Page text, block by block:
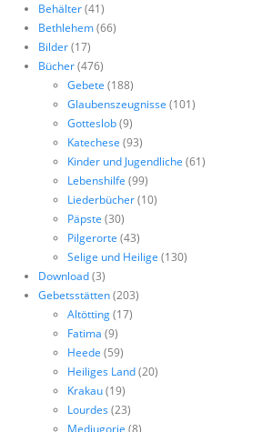
Behälter(41)
Bethlehem(66)
Bilder(17)
Bücher(476)
Gebete (188)
Glaubenszeugnisse (101)
Gotteslob(9)
Katechese (93)
Kinder und Jugendliche (61)
Lebenshilfe (99)
Liederbücher(10)
Päpste (30)
Pilgerorte (43)
Selige und Heilige (130)
Download(3)
Gebetsstätten(203)
Altötting(17)
Fatima (9)
Heede (59)
Heiliges Land(20)
Krakau(19)
Lourdes(23)